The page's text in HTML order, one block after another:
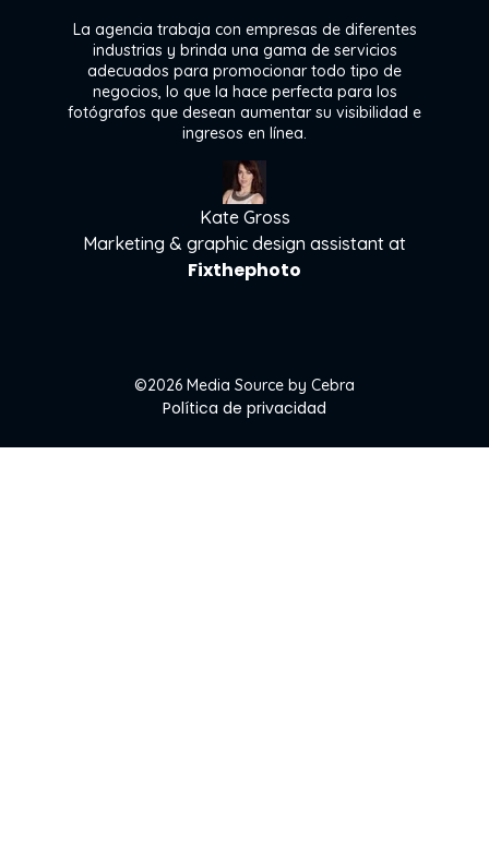
La agencia trabaja con empresas de diferentes
industrias y brinda una gama de servicios
adecuados para promocionar todo tipo de
negocios, lo que la hace perfecta para los
fotógrafos que desean aumentar su visibilidad e
ingresos en línea.
Kate Gross
Marketing & graphic design assistant at
Fixthephoto
©2026 Media Source by Cebra
Política de privacidad